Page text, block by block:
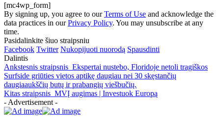
[mc4wp_form]
By signing up, you agree to ourTerms of Use and acknowledge the
data practices in ourPrivacy Policy. You may unsubscribe at any
time.
Pasidalinkite šiuo straipsniu
Facebook Twitter Nukopijuoti nuorodą Spausdinti
Dalintis
Ankstesnis straipsnis Ekspertai nustebo, Floridoje netoli tragiškos
Surfside griūties vietos aptikę daugiau nei 30 skęstančių
daugiaaukščių butų ir prabangių viešbučių.
Kitas straipsnis MVĮ augimas | Investuok Europą
- Advertisement -